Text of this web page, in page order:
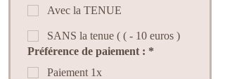
Avec la TENUE
SANS la tenue ( ( - 10 euros )
Préférence de paiement : *
Paiement 1x